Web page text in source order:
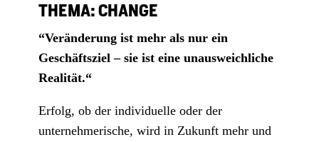
THEMA: CHANGE
“Veränderung ist mehr als nur ein
Geschäftsziel – sie ist eine unausweichliche
Realität.“
Erfolg, ob der individuelle oder der
unternehmerische, wird in Zukunft mehr und